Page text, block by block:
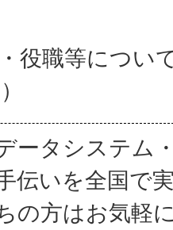
役職等につい
ータシステム
伝いを全国で
の方はお気軽